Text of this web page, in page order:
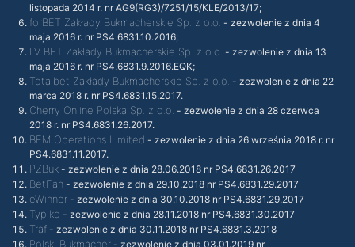
listopada 2014 r. nr AG9(RG3)/7251/15/KLE/2013/17;
forBET Zakłady Bukmacherskie Sp. z o.o. - zezwolenie z dnia 4
maja 2016 r. nr PS4.6831.10.2016;
LV BET Zakłady Bukmacherskie Sp. z o.o. - zezwolenie z dnia 13
maja 2016 r. nr PS4.6831.9.2016.EQK;
Totalbet Zakłady Bukmacherskie Sp. z o.o. - zezwolenie z dnia 22
marca 2018 r. nr PS4.6831.15.2017.
Cherry Online Polska Sp. z o.o. - zezwolenie z dnia 28 czerwca
2018 r. nr PS4.6831.26.2017.
BEM Operations Limited - zezwolenie z dnia 26 września 2018 r. nr
PS4.6831.11.2017.
PZBuk - zezwolenie z dnia 28.06.2018 nr PS4.6831.26.2017
BetFan - zezwolenie z dnia 29.10.2018 nr PS4.6831.29.2017
eWinner - zezwolenie z dnia 30.10.2018 nr PS4.6831.29.2017
Typiko - zezwolenie z dnia 28.11.2018 nr PS4.6831.30.2017
Traf - zezwolenie z dnia 30.11.2018 nr PS4.6831.3.2018
Polski Bukmacher - zezwolenie z dnia 03.01.2019 nr